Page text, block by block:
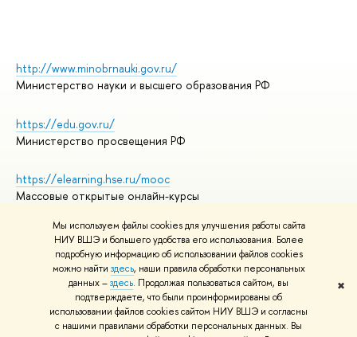
Мы используем файлы cookies для улучшения работы сайта
НИУ ВШЭ и большего удобства его использования. Более
подробную информацию об использовании файлов cookies
можно найти здесь, наши правила обработки персональных
данных –здесь. Продолжая пользоваться сайтом, вы
подтверждаете, что были проинформированы об
использовании файлов cookies сайтом НИУ ВШЭ и согласны
с нашими правилами обработки персональных данных. Вы
✖
http://www.minobrnauki.gov.ru/
Министерство науки и высшего образования РФ
https://edu.gov.ru/
Министерство просвещения РФ
https://elearning.hse.ru/mooc
Массовые открытые онлайн-курсы
© НИУ ВШЭ 1993–2026
Адреса и контакты
Условия использования материалов
Политика конфиденциальности
Правила применения рекомендательных технологий в НИУ ВШЭ